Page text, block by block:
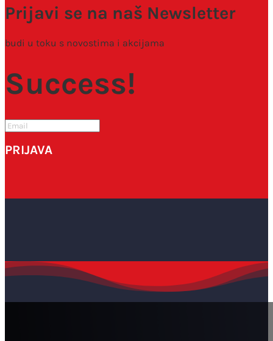
Prijavi se na naš Newsletter
budi u toku s novostima i akcijama
Success!
PRIJAVA